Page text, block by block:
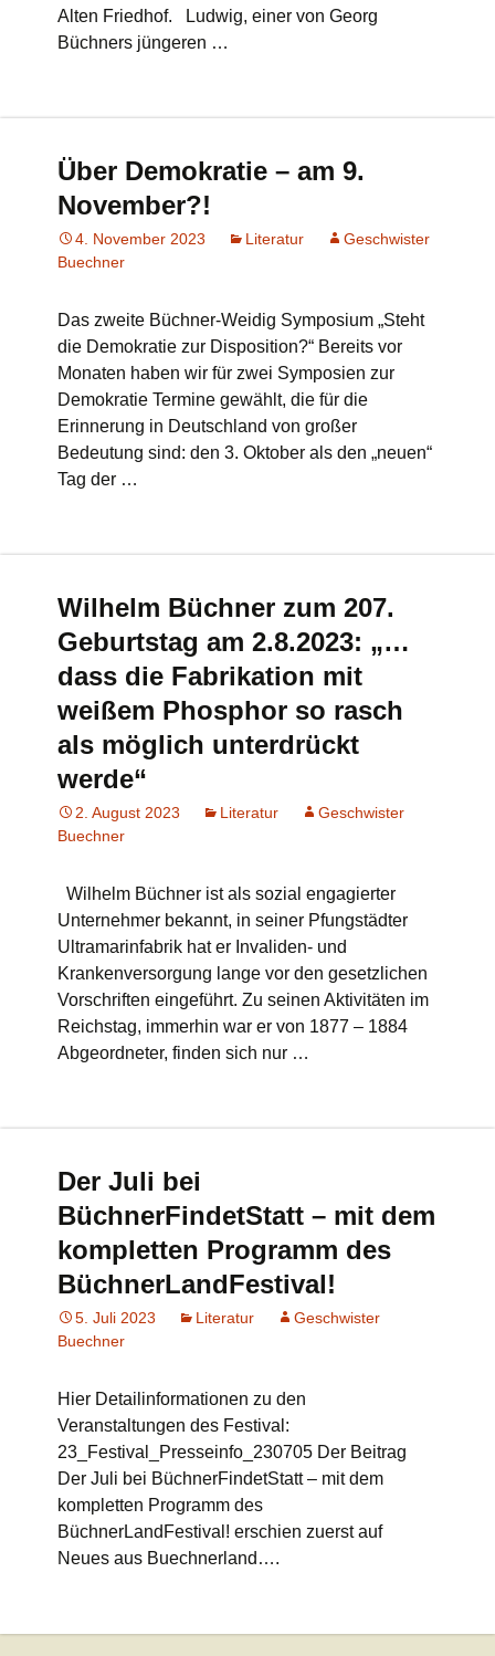
Alten Friedhof. Ludwig, einer von Georg
Büchners jüngeren …
Über Demokratie – am 9.
November?!
4. November 2023 Literatur
Geschwister
Buechner
Das zweite Büchner-Weidig Symposium „Steht
die Demokratie zur Disposition?“ Bereits vor
Monaten haben wir für zwei Symposien zur
Demokratie Termine gewählt, die für die
Erinnerung in Deutschland von großer
Bedeutung sind: den 3. Oktober als den „neuen“
Tag der …
Wilhelm Büchner zum 207.
Geburtstag am 2.8.2023: „…
dass die Fabrikation mit
weißem Phosphor so rasch
als möglich unterdrückt
werde“
2. August 2023 Literatur
Geschwister
Buechner
Wilhelm Büchner ist als sozial engagierter
Unternehmer bekannt, in seiner Pfungstädter
Ultramarinfabrik hat er Invaliden- und
Krankenversorgung lange vor den gesetzlichen
Vorschriften eingeführt. Zu seinen Aktivitäten im
Reichstag, immerhin war er von 1877 – 1884
Abgeordneter, finden sich nur …
Der Juli bei
BüchnerFindetStatt – mit dem
kompletten Programm des
BüchnerLandFestival!
5. Juli 2023 Literatur
Geschwister
Buechner
Hier Detailinformationen zu den
Veranstaltungen des Festival:
23_Festival_Presseinfo_230705 Der Beitrag
Der Juli bei BüchnerFindetStatt – mit dem
kompletten Programm des
BüchnerLandFestival! erschien zuerst auf
Neues aus Buechnerland….